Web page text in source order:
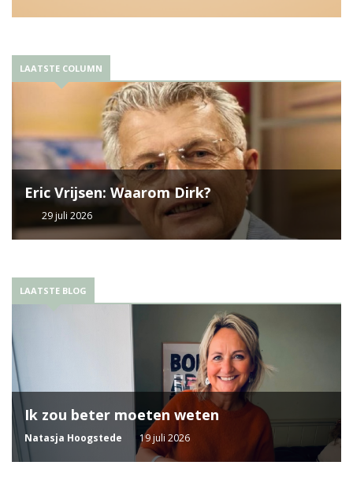
LAATSTE COLUMN
Eric Vrijsen: Waarom Dirk?
29 juli 2026
LAATSTE BLOG
Ik zou beter moeten weten
Natasja Hoogstede 19 juli 2026